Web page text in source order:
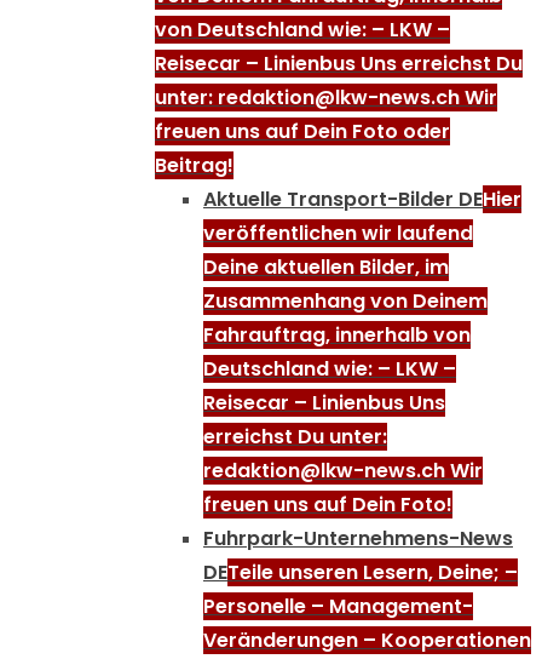
von Deutschland wie: – LKW –
Reisecar – Linienbus Uns erreichst Du
unter: redaktion@lkw-news.ch Wir
freuen uns auf Dein Foto oder
Beitrag!
Aktuelle Transport-Bilder DEHier
veröffentlichen wir laufend
Deine aktuellen Bilder, im
Zusammenhang von Deinem
Fahrauftrag, innerhalb von
Deutschland wie: – LKW –
Reisecar – Linienbus Uns
erreichst Du unter:
redaktion@lkw-news.ch Wir
freuen uns auf Dein Foto!
Fuhrpark-Unternehmens-News
DETeile unseren Lesern, Deine; –
Personelle – Management-
Veränderungen – Kooperationen